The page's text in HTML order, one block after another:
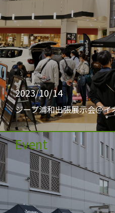
2023/10/14
ジープ浦和出張展示会＠
Event